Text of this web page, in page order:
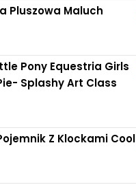
Pluszowa Maluch
Pony Equestria Girls
Splashy Art Class
Z Klockami Cool